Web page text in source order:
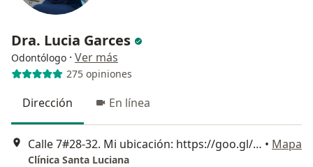
Dra. Lucia Garces
Odontólogo · Ver más
275 opiniones
Dirección En línea
Calle 7#28-32. Mi ubicación: https://goo.gl/maps/FuRmWJCqarXXfEbcA, Cali • Mapa
Clínica Santa Luciana